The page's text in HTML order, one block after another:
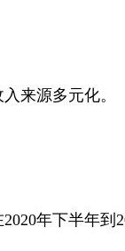
来源多元化。
年下半年到